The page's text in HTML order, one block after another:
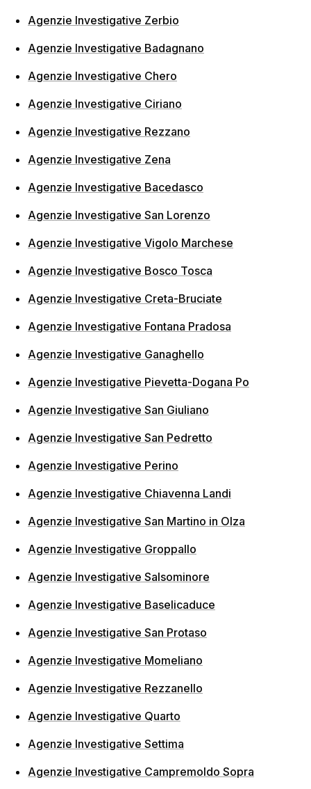
Agenzie Investigative Zerbio
Agenzie Investigative Badagnano
Agenzie Investigative Chero
Agenzie Investigative Ciriano
Agenzie Investigative Rezzano
Agenzie Investigative Zena
Agenzie Investigative Bacedasco
Agenzie Investigative San Lorenzo
Agenzie Investigative Vigolo Marchese
Agenzie Investigative Bosco Tosca
Agenzie Investigative Creta-Bruciate
Agenzie Investigative Fontana Pradosa
Agenzie Investigative Ganaghello
Agenzie Investigative Pievetta-Dogana Po
Agenzie Investigative San Giuliano
Agenzie Investigative San Pedretto
Agenzie Investigative Perino
Agenzie Investigative Chiavenna Landi
Agenzie Investigative San Martino in Olza
Agenzie Investigative Groppallo
Agenzie Investigative Salsominore
Agenzie Investigative Baselicaduce
Agenzie Investigative San Protaso
Agenzie Investigative Momeliano
Agenzie Investigative Rezzanello
Agenzie Investigative Quarto
Agenzie Investigative Settima
Agenzie Investigative Campremoldo Sopra